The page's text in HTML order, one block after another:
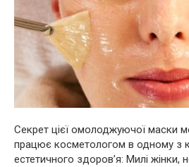
Секрет цієї омолоджуючої маски
працює косметологом в одному з
естетичного здоров’я: Милі жінки,